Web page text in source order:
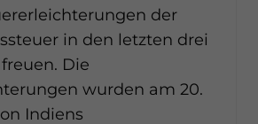
der
in den letzten drei
Die
wurden am 20.
Indiens